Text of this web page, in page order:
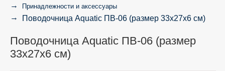
Принадлежности и аксессуары
Поводочница Aquatic ПВ-06 (размер 33х27х6 см)
Поводочница Aquatic ПВ-06 (размер
33х27х6 см)